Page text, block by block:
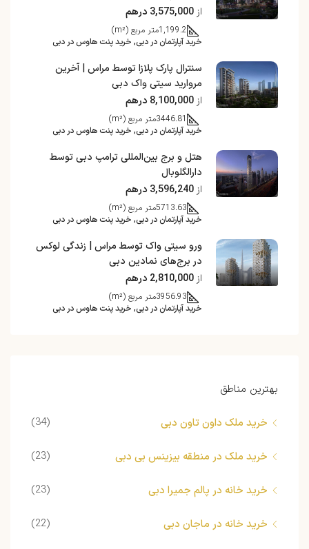
از 3,575,000 درهم
1,199.2متر مربع (m²)
خرید آپارتمان در دبی, خرید پنت هاوس در دبی
سنترال پارک پلازا توسط مراس | آخرین
مروارید سیتی واک دبی
از 8,100,000 درهم
3446.81متر مربع (m²)
خرید آپارتمان در دبی, خرید پنت هاوس در دبی
هتل و برج بین‌المللی ترامپ دبی توسط
دارالگلوبال
از 3,596,240 درهم
5713.63متر مربع (m²)
خرید آپارتمان در دبی, خرید پنت هاوس در دبی
ورو سیتی واک توسط مراس | زندگی لوکس
در برج‌های نمادین دبی
از 2,810,000 درهم
3956.93متر مربع (m²)
خرید آپارتمان در دبی, خرید پنت هاوس در دبی
بهترین مناطق
خرید ملک داون تاون دبی (34)
خرید ملک در منطقه بیزینس بی دبی (23)
خرید خانه در پالم جمیرا دبی (23)
خرید خانه در ماجان دبی (22)